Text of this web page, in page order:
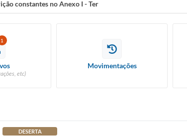
constantes no Anexo I - Ter
1
etc)
Movimentações
DESERTA